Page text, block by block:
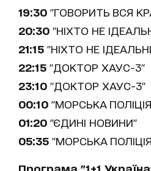
19:30 "ГОВОРИТЬ ВСЯ
20:30 "НІХТО НЕ
21:15 "НІХТО НЕ
22:15 "ДОКТОР ХАУС-3"
23:10 "ДОКТОР ХАУС-3"
00:10 "МОРСЬКА
01:20 "ЄДИНІ НОВИНИ"
05:35 "МОРСЬКА
Програма "1+1